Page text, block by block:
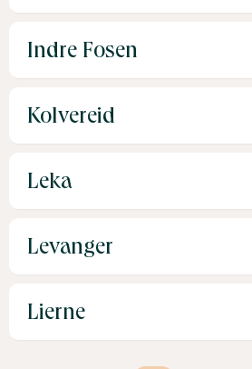
Indre Fosen
Kolvereid
Leka
Levanger
Lierne